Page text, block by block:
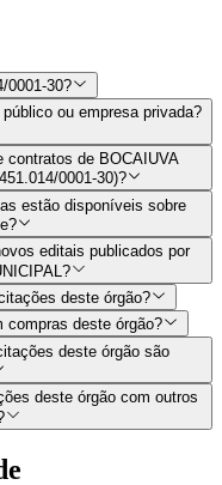
0001-30?
ou empresa privada?
contratos de BOCAIUVA
0001-30)?
estão disponíveis sobre
editais publicados por
deste órgão?
compras deste órgão?
deste órgão são
deste órgão com outros